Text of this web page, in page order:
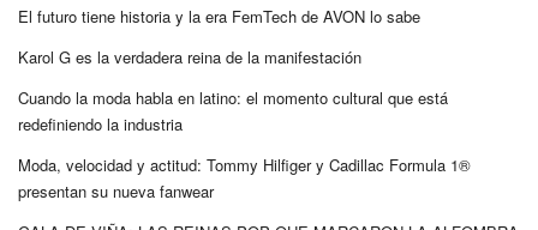
El futuro tiene historia y la era FemTech de AVON lo sabe
Karol G es la verdadera reina de la manifestación
Cuando la moda habla en latino: el momento cultural que está
redefiniendo la industria
Moda, velocidad y actitud: Tommy Hilfiger y Cadillac Formula 1®
presentan su nueva fanwear